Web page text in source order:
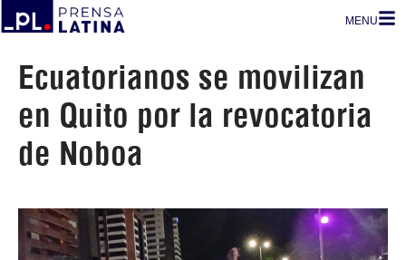
MENU
Ecuatorianos se movilizan
en Quito por la revocatoria
de Noboa